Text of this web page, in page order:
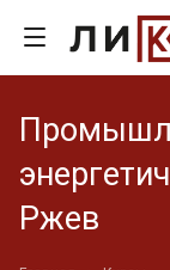
Ржев